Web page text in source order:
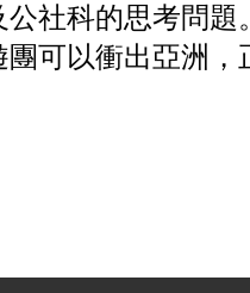
社科的思考問
可以衝出亞洲